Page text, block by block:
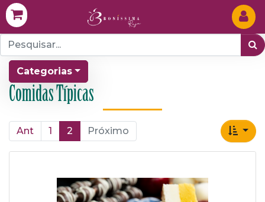
Categorias
Comidas Típicas
Ant 1 2 Próximo